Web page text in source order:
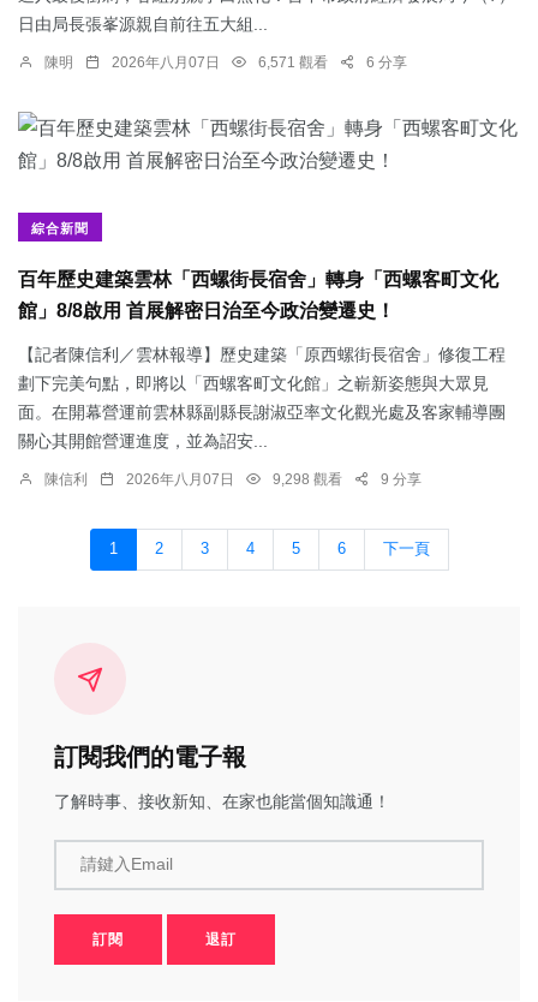
日由局長張峯源親自前往五大組...
陳明 2026年八月07日 6,571 觀看 6 分享
綜合新聞
百年歷史建築雲林「西螺街長宿舍」轉身「西螺客町文化
館」8/8啟用 首展解密日治至今政治變遷史！
【記者陳信利／雲林報導】歷史建築「原西螺街長宿舍」修復工程
劃下完美句點，即將以「西螺客町文化館」之嶄新姿態與大眾見
面。在開幕營運前雲林縣副縣長謝淑亞率文化觀光處及客家輔導團
關心其開館營運進度，並為詔安...
陳信利 2026年八月07日 9,298 觀看 9 分享
1 2 3 4 5 6 下一頁
訂閱我們的電子報
了解時事、接收新知、在家也能當個知識通！
請鍵入Email
訂閱 退訂